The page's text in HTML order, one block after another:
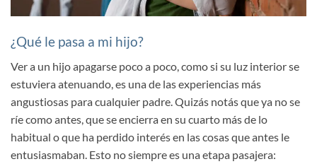
¿Qué le pasa a mi hijo?
Ver a un hijo apagarse poco a poco, como si su luz interior se
estuviera atenuando, es una de las experiencias más
angustiosas para cualquier padre. Quizás notás que ya no se
ríe como antes, que se encierra en su cuarto más de lo
habitual o que ha perdido interés en las cosas que antes le
entusiasmaban. Esto no siempre es una etapa pasajera: